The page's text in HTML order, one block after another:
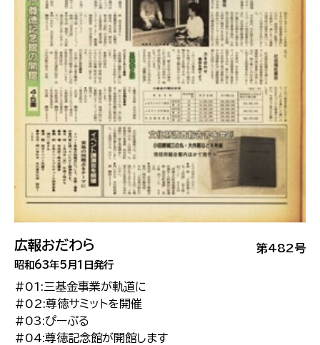
第482号
広報おだわら
昭和63年5月1日発行
#01:三基金事業が軌道に
#02:尊徳サミットを開催
#03:ぴーぷる
#04:尊徳記念館が開館します